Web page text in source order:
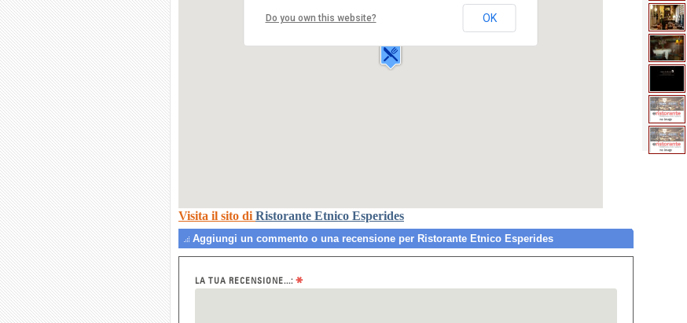
Ristorante Etnico Esperides
Via Lulli,28/B
20100 MILANO
Do you own this website? OK
Visita il sito di Ristorante Etnico Esperides
Aggiungi un commento o una recensione per Ristorante Etnico Esperides
LA TUA RECENSIONE...: *